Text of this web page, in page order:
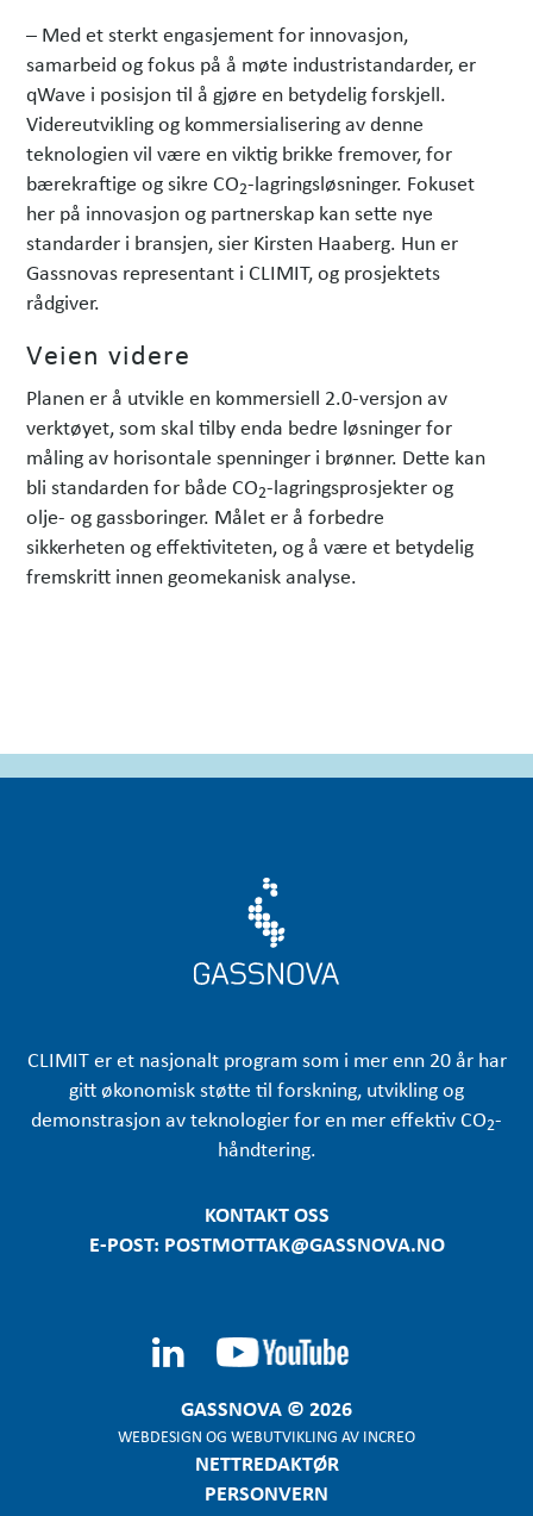
– Med et sterkt engasjement for innovasjon,
samarbeid og fokus på å møte industristandarder, er
qWave i posisjon til å gjøre en betydelig forskjell.
Videreutvikling og kommersialisering av denne
teknologien vil være en viktig brikke fremover, for
bærekraftige og sikre CO2-lagringsløsninger. Fokuset
her på innovasjon og partnerskap kan sette nye
standarder i bransjen, sier Kirsten Haaberg. Hun er
Gassnovas representant i CLIMIT, og prosjektets
rådgiver.
Veien videre
Planen er å utvikle en kommersiell 2.0-versjon av
verktøyet, som skal tilby enda bedre løsninger for
måling av horisontale spenninger i brønner. Dette kan
bli standarden for både CO2-lagringsprosjekter og
olje- og gassboringer. Målet er å forbedre
sikkerheten og effektiviteten, og å være et betydelig
fremskritt innen geomekanisk analyse.
CLIMIT er et nasjonalt program som i mer enn 20 år har
gitt økonomisk støtte til forskning, utvikling og
demonstrasjon av teknologier for en mer effektiv CO2-
håndtering.
KONTAKT OSS
E-POST: POSTMOTTAK@GASSNOVA.NO
GASSNOVA © 2026
WEBDESIGN OG WEBUTVIKLING AV INCREO
NETTREDAKTØR
PERSONVERN